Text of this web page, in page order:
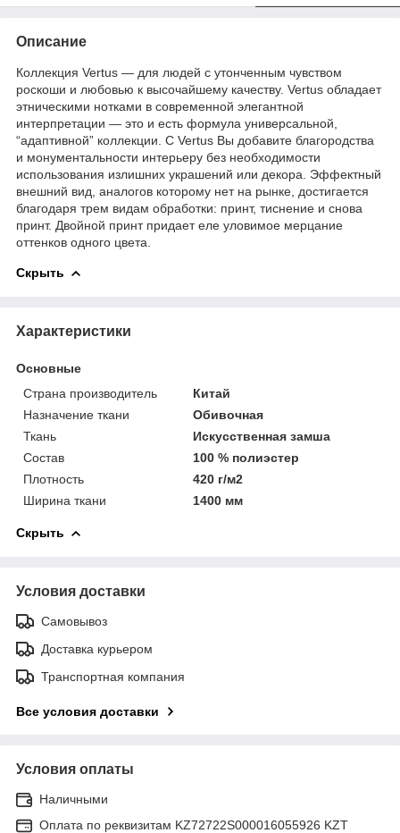
Описание
Коллекция Vertus — для людей с утонченным чувством
роскоши и любовью к высочайшему качеству. Vertus обладает
этническими нотками в современной элегантной
интерпретации — это и есть формула универсальной,
“адаптивной” коллекции. C Vertus Вы добавите благородства
и монументальности интерьеру без необходимости
использования излишних украшений или декора. Эффектный
внешний вид, аналогов которому нет на рынке, достигается
благодаря трем видам обработки: принт, тиснение и снова
принт. Двойной принт придает еле уловимое мерцание
оттенков одного цвета.
Скрыть
Характеристики
Основные
Страна производитель
Китай
Назначение ткани
Обивочная
Ткань
Искусственная замша
Состав
100 % полиэстер
Плотность
420 г/м2
Ширина ткани
1400 мм
Скрыть
Условия доставки
Самовывоз
Доставка курьером
Транспортная компания
Все условия доставки
Условия оплаты
Наличными
Оплата по реквизитам KZ72722S000016055926 KZT